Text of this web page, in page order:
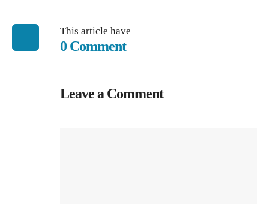
This article have
0 Comment
Leave a Comment